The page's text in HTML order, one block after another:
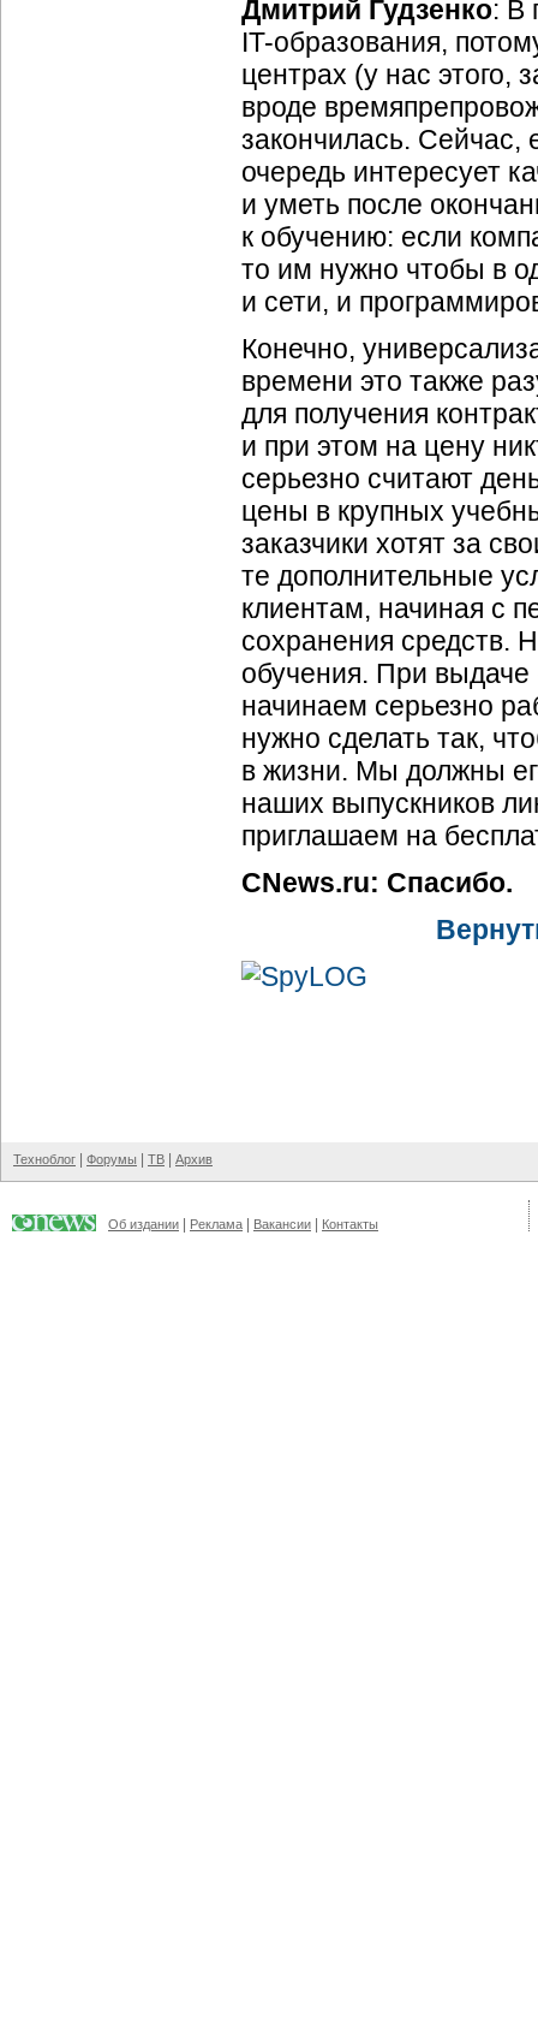
Дмитрий Гудзенко: В
IT-образования,
центрах (у нас этого,
вроде
закончилась. Сейчас,
очередь интересует
и уметь после
к обучению: если
то им нужно чтобы в
и сети, и
Конечно,
времени это также
для получения
и при этом на цену
серьезно считают
цены в крупных
заказчики хотят за
те дополнительные
клиентам, начиная с
сохранения средств.
обучения. При выдаче
начинаем серьезно
нужно сделать так,
в жизни. Мы должны
наших выпускников
приглашаем на
CNews.ru: Спасибо.
Техноблог Форумы ТВ Архив
Об издании Реклама Вакансии Контакты